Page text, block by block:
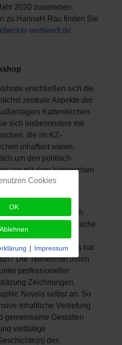
2020 zusammen.
zu HannaH Rau finden Sie
wortwerft.de
erschließen sich die
zentrale Aspekte der
Kaltenkirchen.
sich insbesondere mit
die im KZ-
inhaftiert waren.
um den politisch-
mit dem historischen
der KZ-
und multiperspektivisch
Reflexion und praktische
mit den vermittelten
mit der Frage: Was hat
Die Teilnehmer:innen
professioneller
Zeichnungen,
Novels selbst an. So
inhaltliche Vertiefung
gemeinsame Gestalten
vielfältige
des
Cookies
OK
Ablehnen
| Impressum